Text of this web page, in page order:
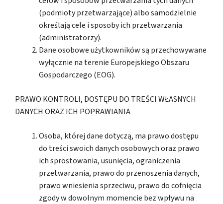
(podmioty przetwarzające) albo samodzielnie
określają cele i sposoby ich przetwarzania
(administratorzy).
Dane osobowe użytkowników są przechowywane
wyłącznie na terenie Europejskiego Obszaru
Gospodarczego (EOG).
PRAWO KONTROLI, DOSTĘPU DO TREŚCI WŁASNYCH
DANYCH ORAZ ICH POPRAWIANIA
Osoba, której dane dotyczą, ma prawo dostępu
do treści swoich danych osobowych oraz prawo
ich sprostowania, usunięcia, ograniczenia
przetwarzania, prawo do przenoszenia danych,
prawo wniesienia sprzeciwu, prawo do cofnięcia
zgody w dowolnym momencie bez wpływu na